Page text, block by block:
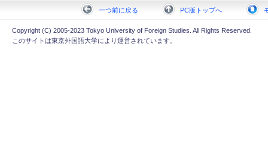
一つ前に戻る PC版トップへ
Copyright (C) 2005-2023 Tokyo University of Foreign Studies. All Rights Reserved.
このサイトは東京外国語大学により運営されています。